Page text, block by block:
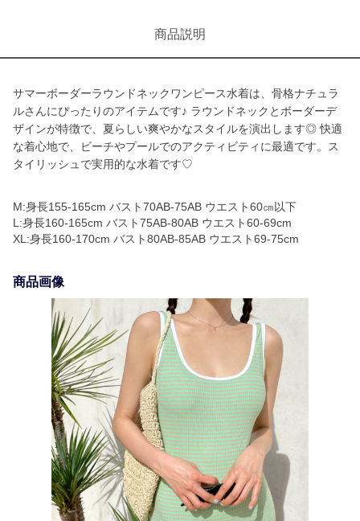
商品説明
サマーボーダーラウンドネックワンピース水着は、骨格ナチュラ
ルさんにぴったりのアイテムです♪ ラウンドネックとボーダーデ
ザインが特徴で、夏らしい爽やかなスタイルを演出します◎ 快適
な着心地で、ビーチやプールでのアクティビティに最適です。ス
タイリッシュで実用的な水着です♡
M:身長155-165cm バスト70AB-75AB ウエスト60㎝以下
L:身長160-165cm バスト75AB-80AB ウエスト60-69cm
XL:身長160-170cm バスト80AB-85AB ウエスト69-75cm
商品画像